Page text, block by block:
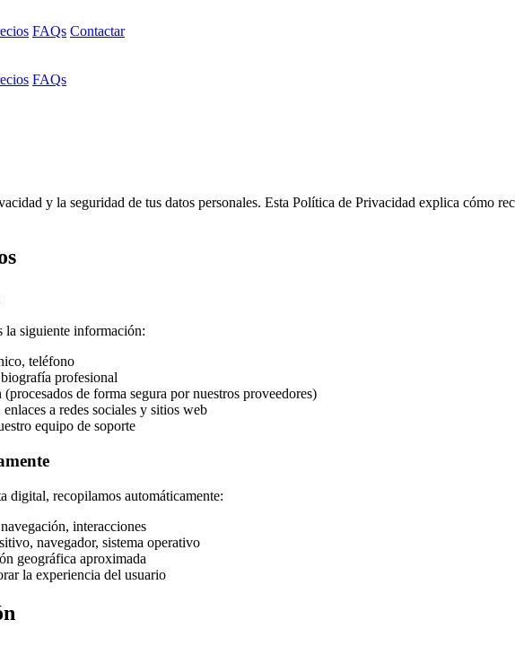
FAQs Contactar
FAQs
y la seguridad de tus datos personales. Esta Política de Privacidad explica cómo
la siguiente información:
teléfono
profesional
de forma segura por nuestros proveedores)
a redes sociales y sitios web
equipo de soporte
digital, recopilamos automáticamente:
interacciones
navegador, sistema operativo
geográfica aproximada
la experiencia del usuario